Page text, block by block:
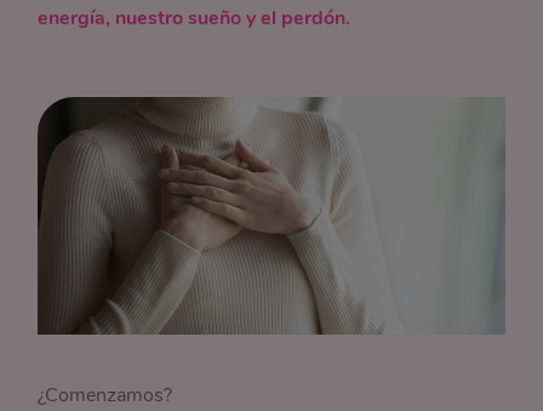
energía, nuestro sueño y el perdón.
¿Comenzamos?